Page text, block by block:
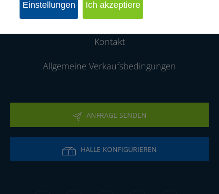
Über die Firma
Kontakt
Allgemeine Verkaufsbedingungen
ANFRAGE SENDEN
HALLE KONFIGURIEREN
Einstellungen Ich akzeptiere